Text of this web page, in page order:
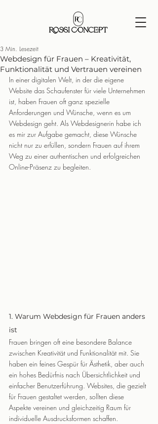
Webdesign für Frauen – Kreativität,
Funktionalität und Vertrauen vereinen
3 Min. Lesezeit
In einer digitalen Welt, in der die eigene
Website das Schaufenster für viele Unternehmen
ist, haben Frauen oft ganz spezielle
Anforderungen und Wünsche, wenn es um
Webdesign geht. Als Webdesignerin habe ich
es mir zur Aufgabe gemacht, diese Wünsche
nicht nur zu erfüllen, sondern Frauen auf ihrem
Weg zu einer authentischen und erfolgreichen
Online-Präsenz zu begleiten.
1. Warum Webdesign für Frauen anders
ist
Frauen bringen oft eine besondere Balance
zwischen Kreativität und Funktionalität mit. Sie
haben ein feines Gespür für Ästhetik, aber auch
ein hohes Bedürfnis nach Übersichtlichkeit und
einfacher Benutzerführung. Websites, die gezielt
für Frauen gestaltet werden, sollten diese
Aspekte vereinen und gleichzeitig Raum für
individuelle Ausdrucksformen schaffen.